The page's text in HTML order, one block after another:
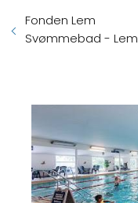
Fonden Lem
Svømmebad - Lem